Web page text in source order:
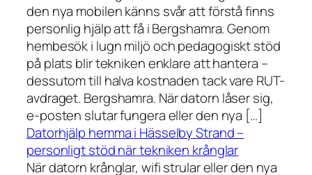
den nya mobilen känns svår att förstå finns
personlig hjälp att få i Bergshamra. Genom
hembesök i lugn miljö och pedagogiskt stöd
på plats blir tekniken enklare att hantera –
dessutom till halva kostnaden tack vare RUT-
avdraget. Bergshamra. När datorn låser sig,
e-posten slutar fungera eller den nya […]
Datorhjälp hemma i Hässelby Strand –
personligt stöd när tekniken krånglar
När datorn krånglar, wifi strular eller den nya